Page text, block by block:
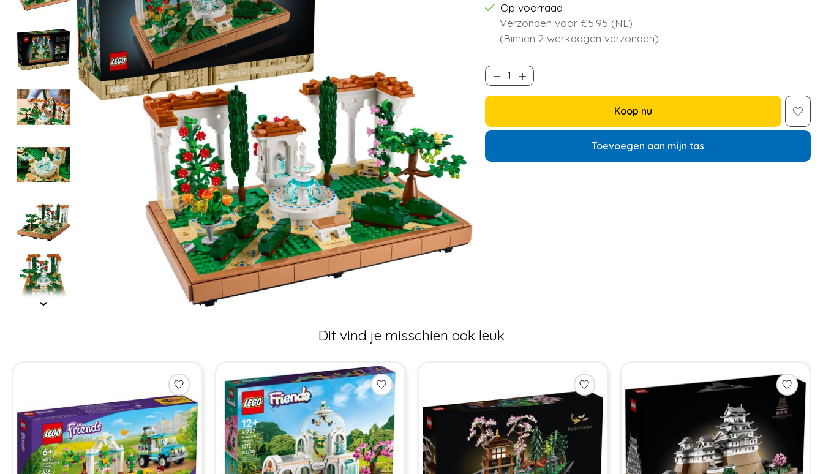
Op voorraad
Verzonden voor €5.95 (NL)
(Binnen 2 werkdagen verzonden)
Koop nu
Toevoegen aan mijn tas
Dit vind je misschien ook leuk